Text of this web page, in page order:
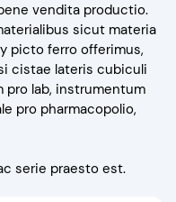
vendita productio.
sicut materia
picto ferro offerimus,
cistae lateris cubiculi
pro lab, instrumentum
pro pharmacopolio,
serie praesto est.